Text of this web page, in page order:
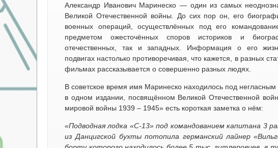
Александр Иванович Маринеско — один из самых
Великой Отечественной войны. До сих пор он, его
военных операций, осуществлённых под его
предметом ожесточённых споров историков и
отечественных, так и западных. Информация о его
подвигах настолько противоречивая, что кажется, в разных
фильмах рассказывается о совершенно разных людях.
В советское время имя Маринеско находилось под
в одном издании, посвящённом Великой Отечественной
мировой войны 1939 – 1945» есть короткая заметка о нём:
«Подводная лодка «С-13» под командованием капитана 3
из Данцигской бухты потопила германский лайнер